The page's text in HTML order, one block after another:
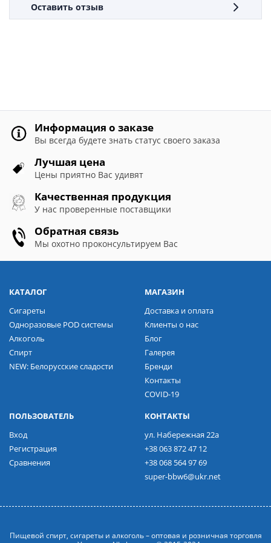
Оставить отзыв
Информация о заказе
Вы всегда будете знать статус своего заказа
Лучшая цена
Цены приятно Вас удивят
Качественная продукция
У нас проверенные поставщики
Обратная связь
Мы охотно проконсультируем Вас
КАТАЛОГ
Сигареты
Одноразовые POD системы
Алкоголь
Спирт
NEW: Белорусские сладости
МАГАЗИН
Доставка и оплата
Клиенты о нас
Блог
Галерея
Бренди
Контакты
COVID-19
ПОЛЬЗОВАТЕЛЬ
Вход
Регистрация
Сравнения
КОНТАКТЫ
ул. Набережная 22а
+38 063 872 47 12
+38 068 564 97 69
super-bbw6@ukr.net
Пищевой спирт, сигареты и алкоголь – оптовая и розничная торговля